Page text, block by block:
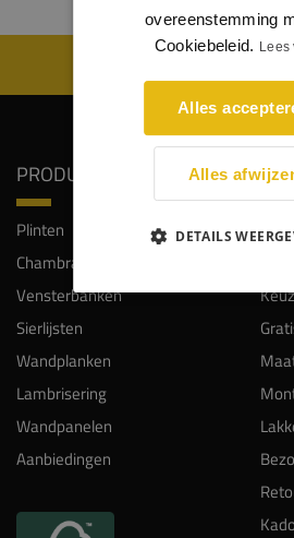
PRODUCTEN
Plinten
Chambranten
Vensterbanken
Sierlijsten
Wandplanken
Lambrisering
Wandpanelen
Aanbiedingen
overeenstemming
Cookiebeleid. Lees
Alles
Alles
DETAILS